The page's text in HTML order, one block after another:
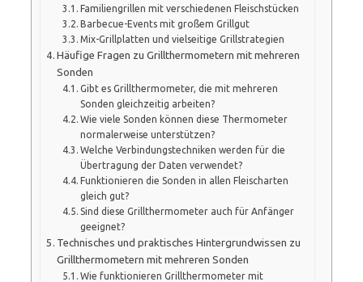
Familiengrillen mit verschiedenen Fleischstücken
Barbecue-Events mit großem Grillgut
Mix-Grillplatten und vielseitige Grillstrategien
Häufige Fragen zu Grillthermometern mit mehreren
Sonden
Gibt es Grillthermometer, die mit mehreren
Sonden gleichzeitig arbeiten?
Wie viele Sonden können diese Thermometer
normalerweise unterstützen?
Welche Verbindungstechniken werden für die
Übertragung der Daten verwendet?
Funktionieren die Sonden in allen Fleischarten
gleich gut?
Sind diese Grillthermometer auch für Anfänger
geeignet?
Technisches und praktisches Hintergrundwissen zu
Grillthermometern mit mehreren Sonden
Wie funktionieren Grillthermometer mit